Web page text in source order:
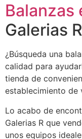
Galerias R
¿Búsqueda una
calidad para
tienda de
establecimiento de
Lo acabo de
Galerias R que
unos equipos